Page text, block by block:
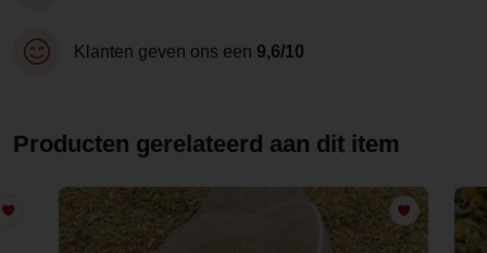
Klanten geven ons een 9,6/10
Producten gerelateerd aan dit item